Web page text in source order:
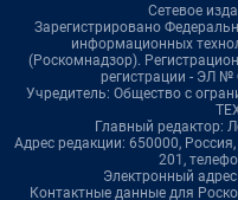
Сетевое
Зарегистрировано
информационных
(Роскомнадзор).
регистрации - ЭЛ №
Учредитель: Общество с
Главный редактор:
Адрес редакции: 650000,
201,
Электронный
Контактные данные для